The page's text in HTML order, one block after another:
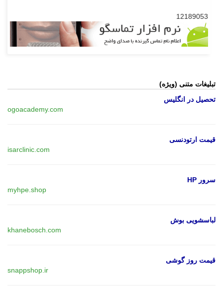
12189053
تبلیغات متنی (ویژه)
تحصیل در انگلیس
ogoacademy.com
قیمت ارتودنسی
isarclinic.com
سرور HP
myhpe.shop
لباسشویی بوش
khanebosch.com
قیمت روز گوشی
snappshop.ir